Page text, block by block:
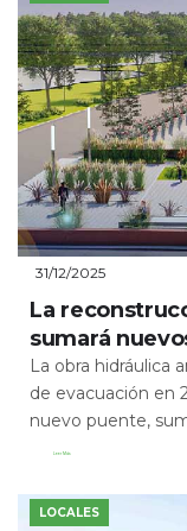
31/12/2025
La
sumará
La obra hidráulica
de evacuación en
nuevo puente,
Leer Más
LOCALES